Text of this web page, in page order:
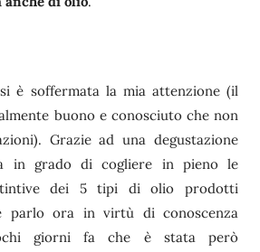
è soffermata la mia attenzione (il
buono e conosciuto che non
Grazie ad una degustazione
in grado di cogliere in pieno le
dei 5 tipi di olio prodotti
parlo ora in virtù di conoscenza
giorni fa che è stata però